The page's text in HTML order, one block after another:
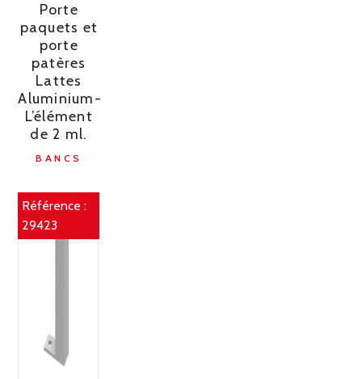
Porte
paquets et
porte
patères
Lattes
Aluminium-
L’élément
de 2 ml.
BANCS
Référence :
29423